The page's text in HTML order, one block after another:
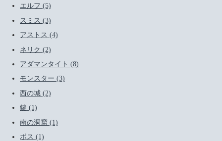
エルフ (5)
スミス (3)
アストス (4)
ネリク (2)
アダマンタイト (8)
モンスター (3)
西の城 (2)
鍵 (1)
南の洞窟 (1)
ボス (1)